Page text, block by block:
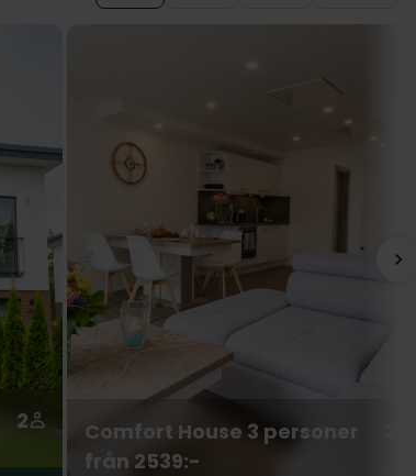
2
Comfort House 3 personer
från 2539:-